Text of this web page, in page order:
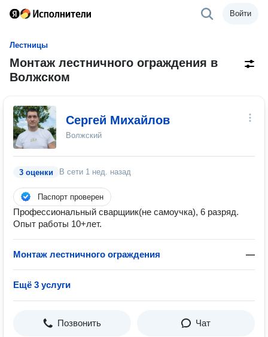
Войти
Лестницы
Монтаж лестничного ограждения в
Волжском
Сергей Михайлов
Волжский
3 оценки В сети 1 нед. назад
Паспорт проверен
Профессиональный сварщиик(не самоучка), 6 разряд.
Опыт работы 10+лет.
Монтаж лестничного ограждения —
Ещё 3 услуги
Позвонить Чат